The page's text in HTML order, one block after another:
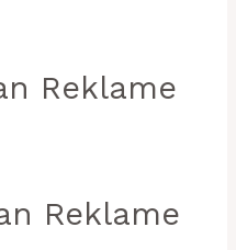
Reklame
Reklame